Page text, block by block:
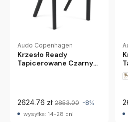
Audo Copenhagen
Krzesło Ready
Tapicerowane Czarny
2624.76 zł 2853.00 -8%
wysyłka: 14-28 dni